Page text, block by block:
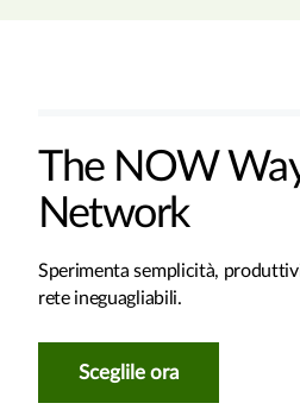
The NOW
Network
Sperimenta semplicità,
rete ineguagliabili.
Sceglile ora